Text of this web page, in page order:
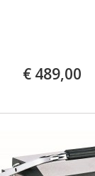
€ 489,00